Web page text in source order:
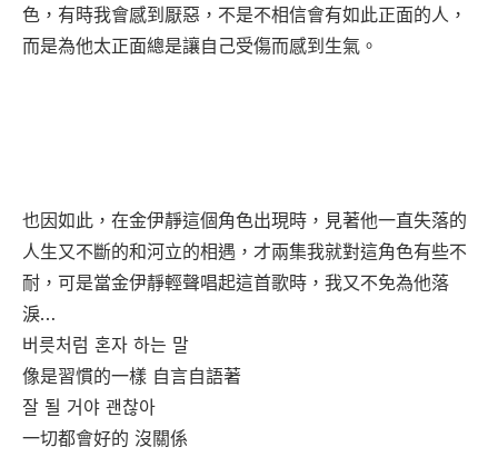
色，有時我會感到厭惡，不是不相信會有如此正面的人，
而是為他太正面總是讓自己受傷而感到生氣。
也因如此，在金伊靜這個角色出現時，見著他一直失落的
人生又不斷的和河立的相遇，才兩集我就對這角色有些不
耐，可是當金伊靜輕聲唱起這首歌時，我又不免為他落
淚…
버릇처럼 혼자 하는 말
像是習慣的一樣 自言自語著
잘 될 거야 괜찮아
一切都會好的 沒關係